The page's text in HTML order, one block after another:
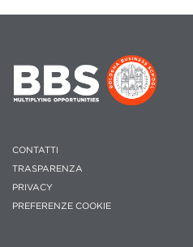
CONTATTI
TRASPARENZA
PRIVACY
PREFERENZE COOKIE